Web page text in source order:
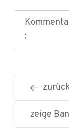
:
zurück
zeige